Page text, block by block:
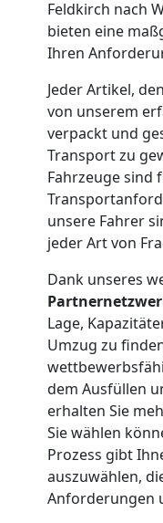
Feldkirch nach
bieten eine
Ihren
Jeder Artikel,
von unserem
verpackt und
Transport zu
Fahrzeuge sind
unsere Fahrer
jeder Art von
Dank unseres
Lage,
Umzug zu
dem Ausfüllen
erhalten Sie
Sie wählen
Prozess gibt
auszuwählen,
Anforderungen
Feldkirch
Feldkirch
Beiladung
Feldkirch
Mini
Umzug
Feldkirch